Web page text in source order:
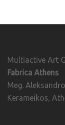
Multiactive Art
Fabrica Athens
Meg.
Kerameikos,